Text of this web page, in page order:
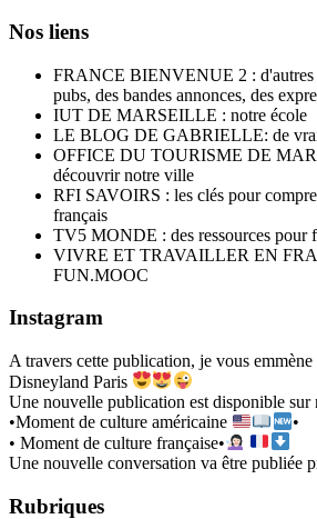
Nos liens
FRANCE BIENVENUE 2 : d'autres
pubs, des bandes annonces, des
IUT DE MARSEILLE : notre école
LE BLOG DE GABRIELLE: de
OFFICE DU TOURISME DE
découvrir notre ville
RFI SAVOIRS : les clés pour
français
TV5 MONDE : des ressources pour
VIVRE ET TRAVAILLER EN
FUN.MOOC
Instagram
A travers cette publication, je vous
Disneyland Paris
Une nouvelle publication est disponible sur
•Moment de culture américaine
•
• Moment de culture française•
Une nouvelle conversation va être publiée
Rubriques